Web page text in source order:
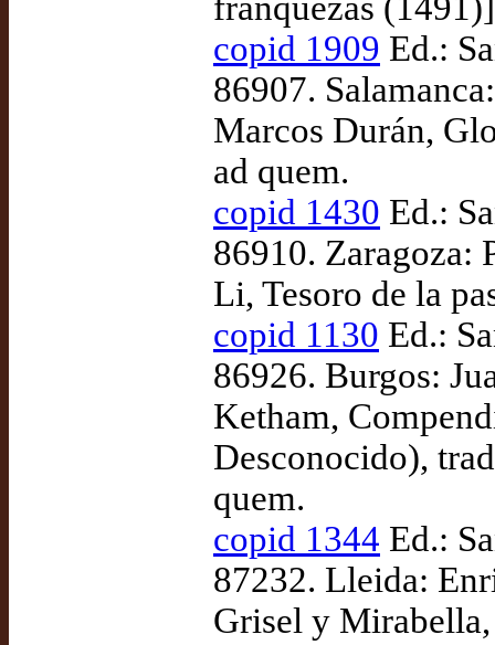
copid 1909 Ed.:
86907.
Marcos Durán,
ad quem.
copid 1430 Ed.:
86910. Zaragoza:
Li, Tesoro de la
copid 1130 Ed.:
86926. Burgos:
Ketham,
Desconocido),
quem.
copid 1344 Ed.:
87232. Lleida:
Grisel y